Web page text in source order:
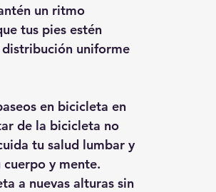
un ritmo
tus pies estén
uniforme
en bicicleta en
de la bicicleta no
tu salud lumbar y
cuerpo y mente.
a nuevas alturas sin